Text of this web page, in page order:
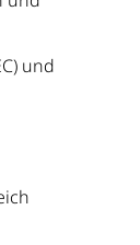
und